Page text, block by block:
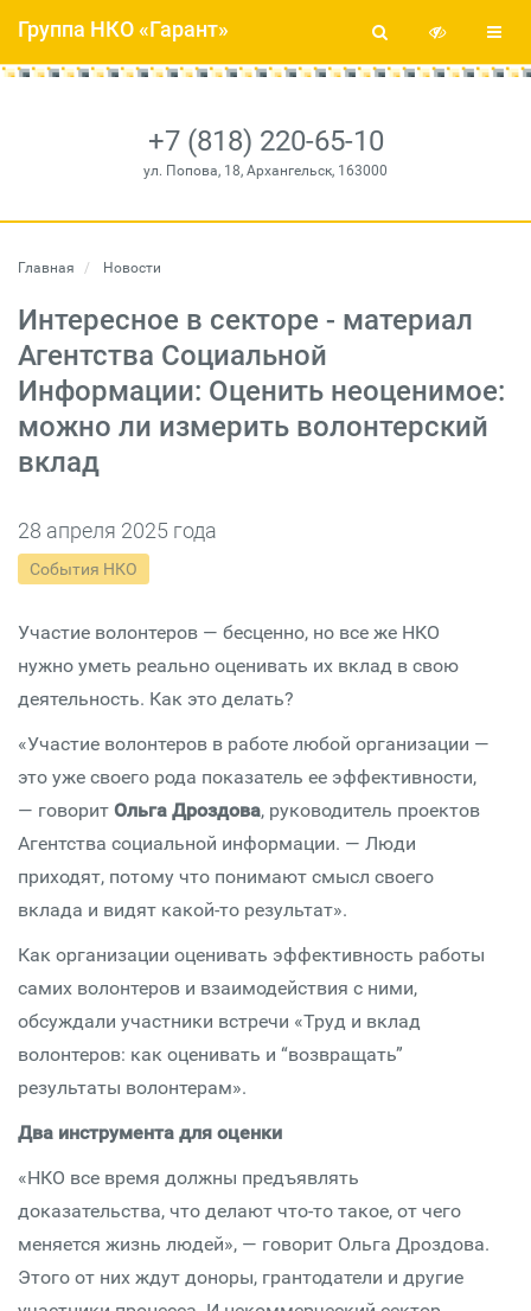
+7 (818) 220-65-10
ул. Попова, 18, Архангельск, 163000
Группа НКО «Гарант»
Главная Новости
Интересное в секторе - материал
Агентства Социальной
Информации: Оценить неоценимое:
можно ли измерить волонтерский
вклад
28 апреля 2025 года
События НКО
Участие волонтеров — бесценно, но все же НКО
нужно уметь реально оценивать их вклад в свою
деятельность. Как это делать?
«Участие волонтеров в работе любой организации —
это уже своего рода показатель ее эффективности,
— говорит Ольга Дроздова, руководитель проектов
Агентства социальной информации. — Люди
приходят, потому что понимают смысл своего
вклада и видят какой-то результат».
Как организации оценивать эффективность работы
самих волонтеров и взаимодействия с ними,
обсуждали участники встречи «Труд и вклад
волонтеров: как оценивать и “возвращать”
результаты волонтерам».
Два инструмента для оценки
«НКО все время должны предъявлять
доказательства, что делают что-то такое, от чего
меняется жизнь людей», — говорит Ольга Дроздова.
Этого от них ждут доноры, грантодатели и другие